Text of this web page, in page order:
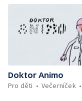
Doktor Animo
Pro děti
Večerníček